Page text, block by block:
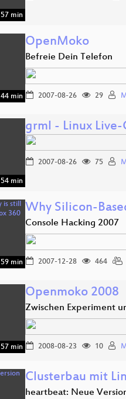
57 min
44 min
OpenMoko
Befreie Dein Telefon
2007-08-26 29
54 min
grml - Linux
2007-08-26 75
59 min
Why Silicon-
Console Hacking 2007
2007-12-28 464
57 min
Openmoko 2008
Zwischen Experiment
2008-08-23 10
Clusterbau mit
heartbeat: Neue